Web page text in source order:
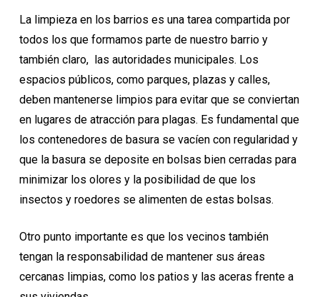
La limpieza en los barrios es una tarea compartida por
todos los que formamos parte de nuestro barrio y
también claro, las autoridades municipales. Los
espacios públicos, como parques, plazas y calles,
deben mantenerse limpios para evitar que se conviertan
en lugares de atracción para plagas. Es fundamental que
los contenedores de basura se vacíen con regularidad y
que la basura se deposite en bolsas bien cerradas para
minimizar los olores y la posibilidad de que los
insectos y roedores se alimenten de estas bolsas.
Otro punto importante es que los vecinos también
tengan la responsabilidad de mantener sus áreas
cercanas limpias, como los patios y las aceras frente a